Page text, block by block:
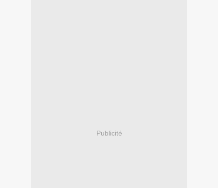
Publicité